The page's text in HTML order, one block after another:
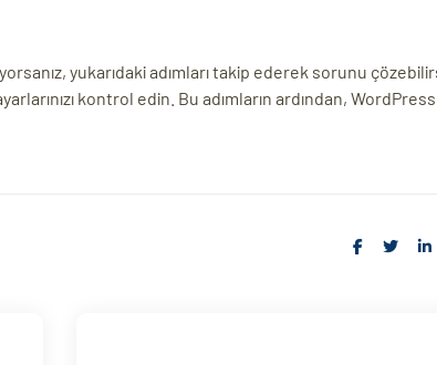
yukarıdaki adımları takip ederek sorunu
kontrol edin. Bu adımların ardından,
Share: